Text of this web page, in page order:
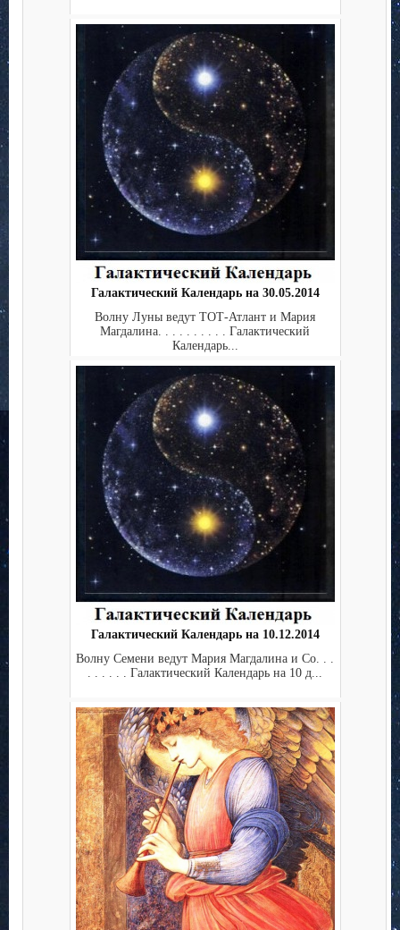
Галактический Календарь на 30.05.2014
Волну Луны ведут ТОТ-Атлант и Мария
Магдалина. . . . . . . . . . Галактический
Календарь...
Галактический Календарь на 10.12.2014
Волну Семени ведут Мария Магдалина и Co. . .
. . . . . . Галактический Календарь на 10 д...